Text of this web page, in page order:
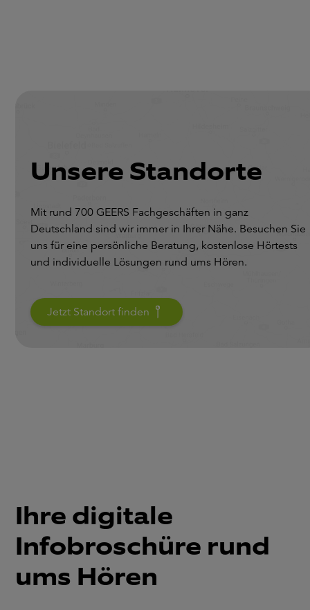
Unsere Standorte
Mit rund 700 GEERS Fachgeschäften in ganz
Deutschland sind wir immer in Ihrer Nähe. Besuchen Sie
uns für eine persönliche Beratung, kostenlose Hörtests
und individuelle Lösungen rund ums Hören.
Jetzt Standort finden
Ihre digitale
Infobroschüre rund
ums Hören